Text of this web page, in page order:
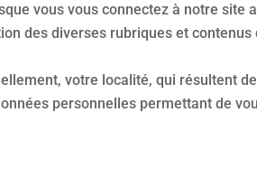
vous vous connectez à notre site
des diverses rubriques et
votre localité, qui résultent
personnelles permettant de